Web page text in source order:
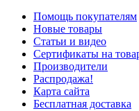
Помощь покупателям
Новые товары
Статьи и видео
Сертификаты на
Производители
Распродажа!
Карта сайта
Бесплатная доставка